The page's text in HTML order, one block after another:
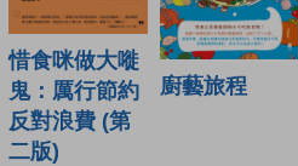
惜食咪做大嘥
鬼：厲行節約
反對浪費 (第
二版)
廚藝旅程